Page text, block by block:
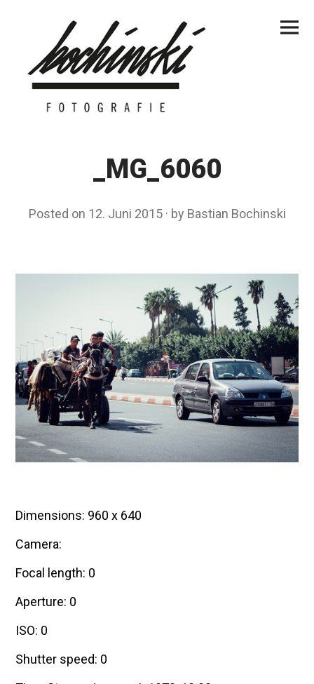
Menu
_MG_6060
Posted on 12. Juni 2015 by Bastian Bochinski
Dimensions: 960 x 640
Camera:
Focal length: 0
Aperture: 0
ISO: 0
Shutter speed: 0